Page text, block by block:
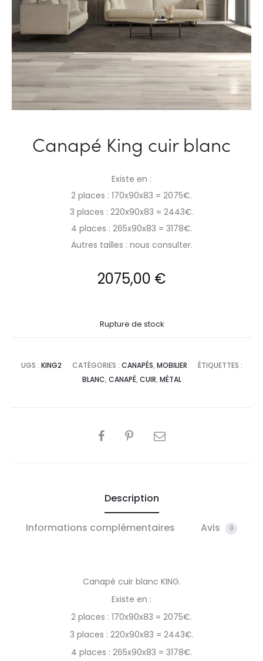
Canapé King cuir blanc
Existe en :
2 places : 170x90x83 = 2075€.
3 places : 220x90x83 = 2443€.
4 places : 265x90x83 = 3178€.
Autres tailles : nous consulter.
2075,00 €
Rupture de stock
UGS : KING2 CATÉGORIES : CANAPÉS, MOBILIER
ÉTIQUETTES :
BLANC, CANAPÉ, CUIR, MÉTAL
PARTAGER
Description
Informations complémentaires Avis 0
Canapé cuir blanc KING.
Existe en :
2 places : 170x90x83 = 2075€.
3 places : 220x90x83 = 2443€.
4 places : 265x90x83 = 3178€.